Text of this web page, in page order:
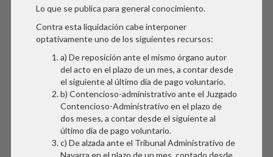
Lo que se publica para general conocimiento.
Contra esta liquidación cabe interponer
optativamente uno de los siguientes recursos:
a) De reposición ante el mismo órgano autor
del acto en el plazo de un mes, a contar desde
el siguiente al último día de pago voluntario.
b) Contencioso-administrativo ante el Juzgado
Contencioso-Administrativo en el plazo de
dos meses, a contar desde el siguiente al
último día de pago voluntario.
c) De alzada ante el Tribunal Administrativo de
Navarra en el plazo de un mes, contado desde